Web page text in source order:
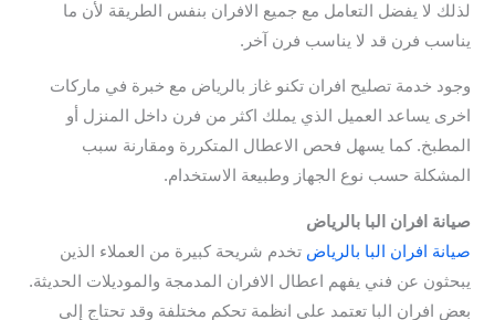
لذلك لا يفضل التعامل مع جميع الافران بنفس الطريقة لأن ما
يناسب فرن قد لا يناسب فرن آخر.
وجود خدمة تصليح افران تكنو غاز بالرياض مع خبرة في ماركات
اخرى يساعد العميل الذي يملك اكثر من فرن داخل المنزل أو
المطبخ. كما يسهل فحص الاعطال المتكررة ومقارنة سبب
المشكلة حسب نوع الجهاز وطبيعة الاستخدام.
صيانة افران البا بالرياض
صيانة افران البا بالرياض تخدم شريحة كبيرة من العملاء الذين
يبحثون عن فني يفهم اعطال الافران المدمجة والموديلات الحديثة.
بعض افران البا تعتمد على انظمة تحكم مختلفة وقد تحتاج إلى